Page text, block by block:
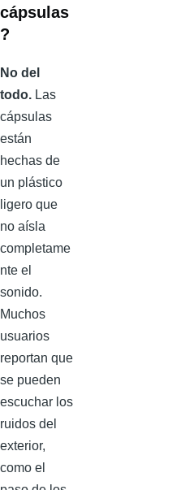
cápsulas
?
No del
todo. Las
cápsulas
están
hechas de
un plástico
ligero que
no aísla
completame
nte el
sonido.
Muchos
usuarios
reportan que
se pueden
escuchar los
ruidos del
exterior,
como el